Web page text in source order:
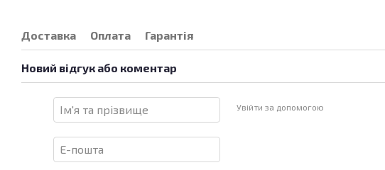
Доставка Оплата Гарантія
Новий відгук або коментар
Увійти за допомогою